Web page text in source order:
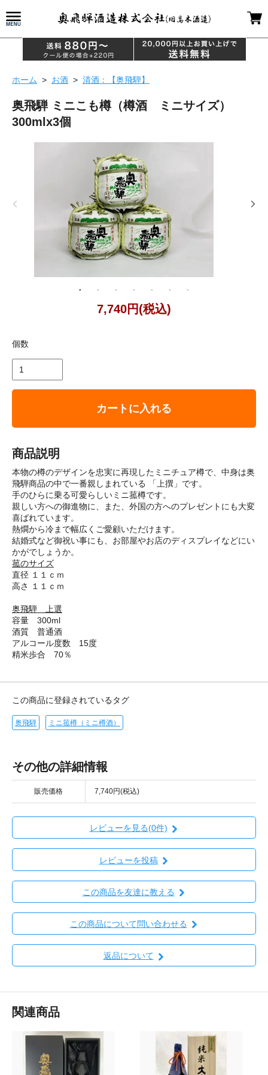
ホーム > お酒 > 清酒：【奥飛騨】
奥飛騨 ミニこも樽（樽酒 ミニサイズ）
300mlx3個
7,740円(税込)
個数
カートに入れる
商品説明
本物の樽のデザインを忠実に再現したミニチュア樽で、中身は奥
飛騨商品の中で一番親しまれている 「上撰」です。
手のひらに乗る可愛らしいミニ菰樽です。
親しい方への御進物に、また、外国の方へのプレゼントにも大変
喜ばれています。
熱燗から冷まで幅広くご愛顧いただけます。
結婚式など御祝い事にも、お部屋やお店のディスプレイなどにい
かがでしょうか。
菰のサイズ
直径 １１ｃｍ
高さ １１ｃｍ
奥飛騨 上選
容量 300ml
酒質 普通酒
アルコール度数 15度
精米歩合 70％
この商品に登録されているタグ
奥飛騨 ミニ菰樽（ミニ樽酒）
その他の詳細情報
販売価格 7,740円(税込)
レビューを見る(0件)
レビューを投稿
この商品を友達に教える
この商品について問い合わせる
返品について
関連商品